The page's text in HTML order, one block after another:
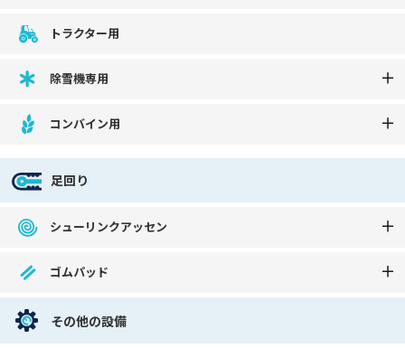
トラクター用
除雪機専用
コンバイン用
足回り
シューリンクアッセン
ゴムパッド
その他の設備